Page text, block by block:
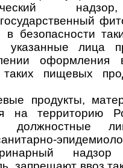
безопасности
указанные лица
оформления
пищевых
продукты,
на территорию
должностные